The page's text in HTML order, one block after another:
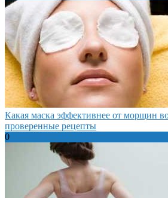
Какая маска эффективнее от морщин
проверенные рецепты
0